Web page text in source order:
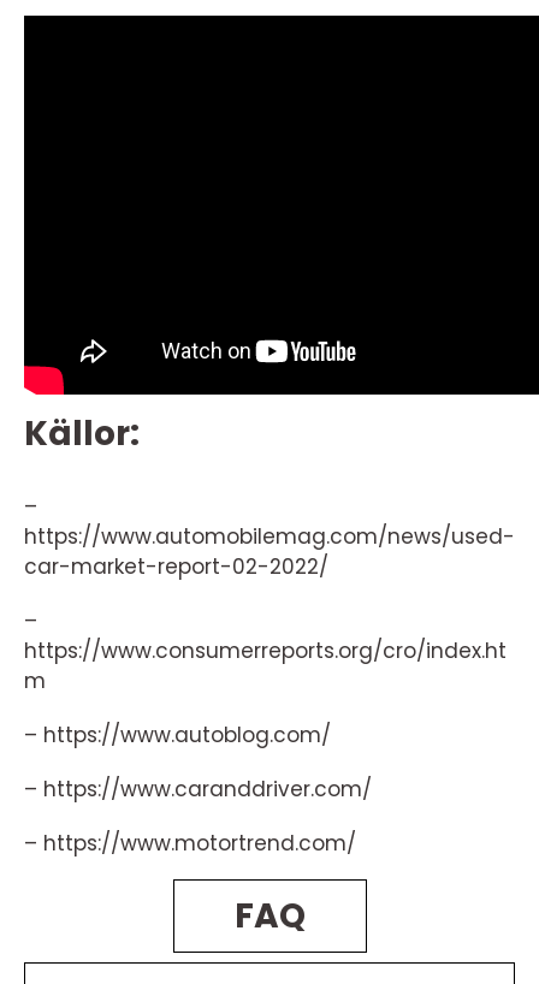
Källor:
–
https://www.automobilemag.com/news/used-
car-market-report-02-2022/
–
https://www.consumerreports.org/cro/index.ht
m
– https://www.autoblog.com/
– https://www.caranddriver.com/
– https://www.motortrend.com/
FAQ